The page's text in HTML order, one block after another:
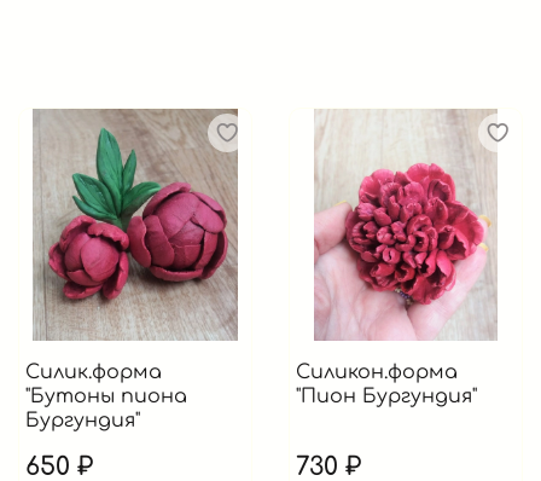
Силик.форма
"Бутоны пиона
Бургундия"
650 ₽
Силикон.форма
"Пион Бургундия"
730 ₽